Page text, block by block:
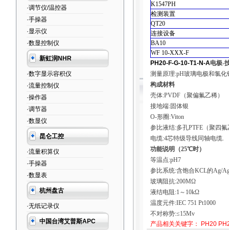
·调节仪/温控器
·手操器
·显示仪
·数显控制仪
新虹润NHR
·数字显示容积仪
·流量控制仪
·操作器
·调节器
·数显仪
昆仑工控
·流量积算仪
·手操器
·数显表
杭州盘古
·无纸记录仪
中国台湾艾普斯APC
K1547PH
检测装置
QT20
连接设备
BA10
WF 10-XXX-F
PH20-F-G-10-T1-N-A电极-
测量原理:pH玻璃电极和氯化
构成材料
壳体:PVDF（聚偏氟乙稀）
接地端:固体银
O-形圈 :Viton
参比液结:多孔PTFE（聚四氟
电缆:4芯特级导线同轴电缆.
功能说明
（25℃时）
等温点:pH7
参比系统:含饱合KCL的Ag/
玻璃阻抗:200MΩ
液结电阻 :1 ～ 10kΩ
温度元件:IEC 751 Pt1000
不对称势:≤15Mv
产品相关关键字：
PH20